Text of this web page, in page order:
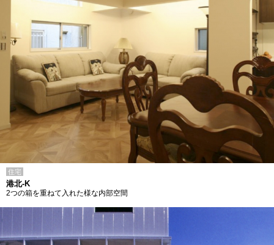
住宅
港北-K
2つの箱を重ねて入れた様な内部空間